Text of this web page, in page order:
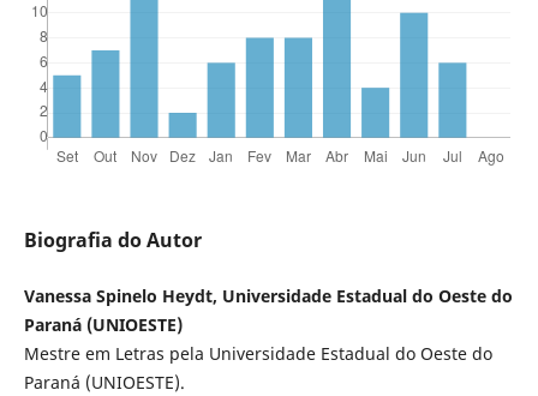
Biografia do Autor
Vanessa Spinelo Heydt, Universidade Estadual do Oeste do
Paraná (UNIOESTE)
Mestre em Letras pela Universidade Estadual do Oeste do
Paraná (UNIOESTE).